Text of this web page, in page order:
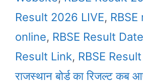
Result 2026 LIVE,
online, RBSE Result Date
Result Link, RBSE
राजस्थान बोर्ड का रिजल्ट कब